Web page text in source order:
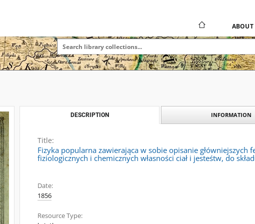
ABOUT
DESCRIPTION INFORMATION
Title:
Fizyka popularna zawierająca w sobie opisanie
fiziologicznych i chemicznych własności ciał i jesteśtw, do
Date:
1856
Resource Type: